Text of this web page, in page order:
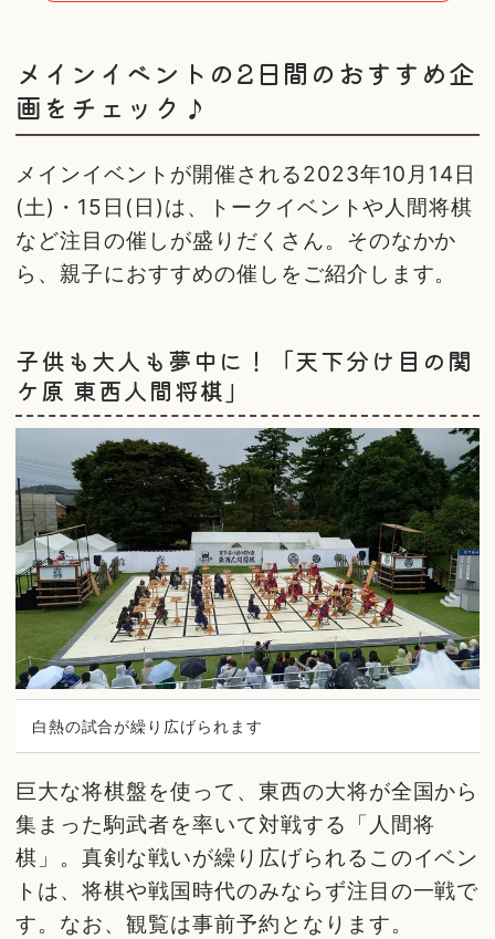
メインイベントの2日間のおすすめ企
画をチェック♪
メインイベントが開催される2023年10月14日
(土)・15日(日)は、トークイベントや人間将棋
など注目の催しが盛りだくさん。そのなかか
ら、親子におすすめの催しをご紹介します。
子供も大人も夢中に！「天下分け目の関
ケ原 東西人間将棋」
白熱の試合が繰り広げられます
巨大な将棋盤を使って、東西の大将が全国から
集まった駒武者を率いて対戦する「人間将
棋」。真剣な戦いが繰り広げられるこのイベン
トは、将棋や戦国時代のみならず注目の一戦で
す。なお、観覧は事前予約となります。